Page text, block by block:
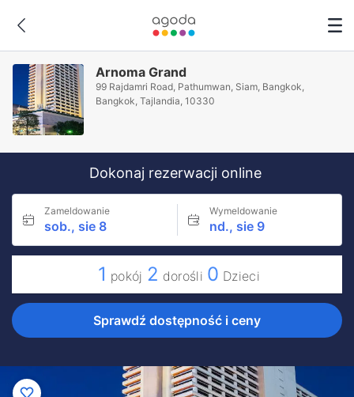
Arnoma Grand
99 Rajdamri Road, Pathumwan, Siam, Bangkok,
Bangkok, Tajlandia, 10330
Dokonaj rezerwacji online
Zameldowanie
sob., sie 8
Wymeldowanie
nd., sie 9
1 pokój 2 dorośli 0 Dzieci
Sprawdź dostępność i ceny